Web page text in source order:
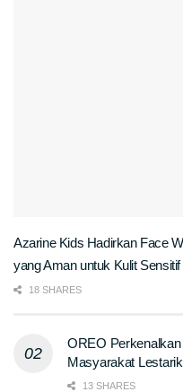
Azarine Kids Hadirkan Face Wash dan Moisturizer
yang Aman untuk Kulit Sensitif
18 SHARES
OREO
Masyarakat
13 SHARES